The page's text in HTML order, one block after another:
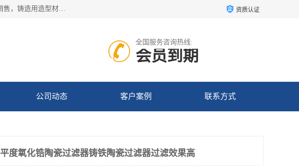
宁津县博涵机械有限公司成立于2016年，注册地位于山东省德州市。经营范围包括：机械设备研发、生产及销售，铸造用造型材料生产、销售，玻璃纤维及制品制造、销售，汽车零配件零售，机械零件、零部件加工，机械零件、零部件销售等；主要产品有：纤维过滤网,陶瓷过滤器,泡沫陶瓷过滤器,耐高温纤维过滤器,铸铁过滤器,铸铜过滤网,铸铝过滤网,铝轮毂过滤网,高效过滤网,高效陶瓷过滤网,高效纤维过滤网。 资质认证
全国服务咨询热线:
会员到期
公司动态 客户案例 联系方式
平度氧化锆陶瓷过滤器铸铁陶瓷过滤器过滤效果高